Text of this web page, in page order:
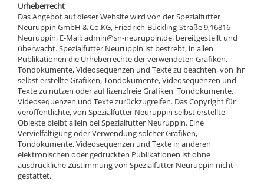
Urheberrecht
Das Angebot auf dieser Website wird von der Spezialfutter
Neuruppin GmbH & Co.KG, Friedrich-Bückling-Straße 9,16816
Neuruppin, E-Mail: admin@sn-neuruppin.de, bereitgestellt und
überwacht. Spezialfutter Neuruppin ist bestrebt, in allen
Publikationen die Urheberrechte der verwendeten Grafiken,
Tondokumente, Videosequenzen und Texte zu beachten, von ihr
selbst erstellte Grafiken, Tondokumente, Videosequenzen und
Texte zu nutzen oder auf lizenzfreie Grafiken, Tondokumente,
Videosequenzen und Texte zurückzugreifen. Das Copyright für
veröffentlichte, von Spezialfutter Neuruppin selbst erstellte
Objekte bleibt allein bei Spezialfutter Neuruppin. Eine
Vervielfältigung oder Verwendung solcher Grafiken,
Tondokumente, Videosequenzen und Texte in anderen
elektronischen oder gedruckten Publikationen ist ohne
ausdrückliche Zustimmung von Spezialfutter Neuruppin nicht
gestattet.